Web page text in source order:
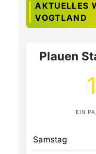
AKTUELLES
VOGTLAND
Plauen
EIN
Samstag